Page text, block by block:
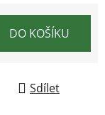
DO KOŠÍKU
Sdílet